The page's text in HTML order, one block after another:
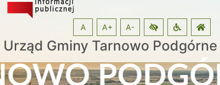
Urząd Gminy Tarnowo Podgórne
A A+ A-